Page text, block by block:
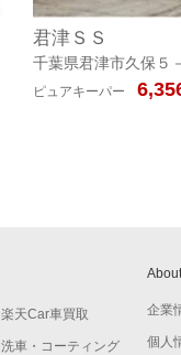
君津ＳＳ
千葉県君津市久保５
ピュアキーパー
楽天Car車買取
洗車・コーティング
企業
個人